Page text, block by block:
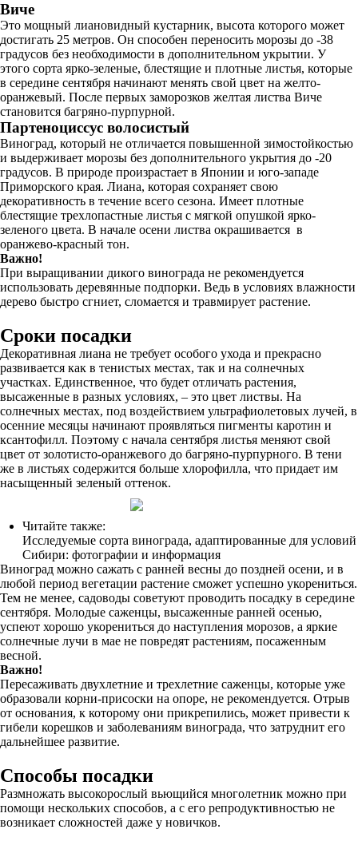
Виче
Это мощный лиановидный кустарник, высота которого может
достигать 25 метров. Он способен переносить морозы до -38
градусов без необходимости в дополнительном укрытии. У
этого сорта ярко-зеленые, блестящие и плотные листья, которые
в середине сентября начинают менять свой цвет на желто-
оранжевый. После первых заморозков желтая листва Виче
становится багряно-пурпурной.
Партеноциссус волосистый
Виноград, который не отличается повышенной зимостойкостью
и выдерживает морозы без дополнительного укрытия до -20
градусов. В природе произрастает в Японии и юго-западе
Приморского края. Лиана, которая сохраняет свою
декоративность в течение всего сезона. Имеет плотные
блестящие трехлопастные листья с мягкой опушкой ярко-
зеленого цвета. В начале осени листва окрашивается в
оранжево-красный тон.
Важно!
При выращивании дикого винограда не рекомендуется
использовать деревянные подпорки. Ведь в условиях влажности
дерево быстро сгниет, сломается и травмирует растение.
Сроки посадки
Декоративная лиана не требует особого ухода и прекрасно
развивается как в тенистых местах, так и на солнечных
участках. Единственное, что будет отличать растения,
высаженные в разных условиях, – это цвет листвы. На
солнечных местах, под воздействием ультрафиолетовых лучей, в
осенние месяцы начинают проявляться пигменты каротин и
ксантофилл. Поэтому с начала сентября листья меняют свой
цвет от золотисто-оранжевого до багряно-пурпурного. В тени
же в листьях содержится больше хлорофилла, что придает им
насыщенный зеленый оттенок.
Читайте также:
Исследуемые сорта винограда, адаптированные для условий
Сибири: фотографии и информация
Виноград можно сажать с ранней весны до поздней осени, и в
любой период вегетации растение сможет успешно укорениться.
Тем не менее, садоводы советуют проводить посадку в середине
сентября. Молодые саженцы, высаженные ранней осенью,
успеют хорошо укорениться до наступления морозов, а яркие
солнечные лучи в мае не повредят растениям, посаженным
весной.
Важно!
Пересаживать двухлетние и трехлетние саженцы, которые уже
образовали корни-присоски на опоре, не рекомендуется. Отрыв
от основания, к которому они прикрепились, может привести к
гибели корешков и заболеваниям винограда, что затруднит его
дальнейшее развитие.
Способы посадки
Размножать высокорослый вьющийся многолетник можно при
помощи нескольких способов, а с его репродуктивностью не
возникает сложностей даже у новичков.